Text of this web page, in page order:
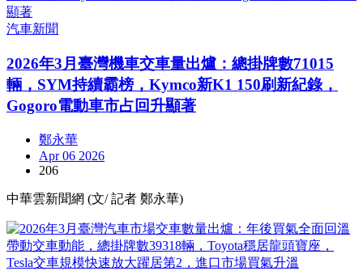
汽車新聞
2026年3月臺灣機車交車量出爐：總掛牌數71015
輛，SYM持續霸榜，Kymco新K1 150刷新紀錄，
Gogoro電動車市占回升顯著
鄭永華
Apr 06 2026
206
中華雲新聞網 (文/ 記者 鄭永華)